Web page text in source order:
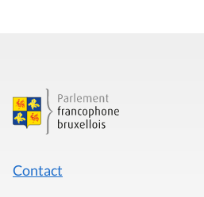
Contact